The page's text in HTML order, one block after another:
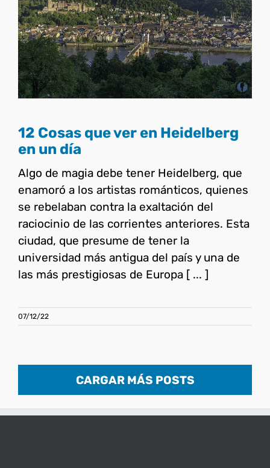
12 Cosas que ver en
Heidelberg en un día
Alemania
12 Cosas que ver en Heidelberg
en un día
Algo de magia debe tener Heidelberg, que
enamoró a los artistas románticos, quienes
se rebelaban contra la exaltación del
raciocinio de las corrientes anteriores. Esta
ciudad, que presume de tener la
universidad más antigua del país y una de
las más prestigiosas de Europa [ ... ]
07/12/22
CARGAR MÁS POSTS